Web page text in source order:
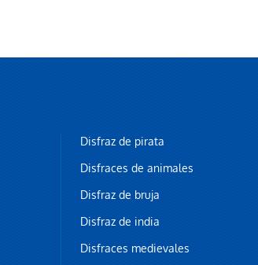
Disfraz de pirata
Disfraces de animales
Disfraz de bruja
Disfraz de india
Disfraces medievales